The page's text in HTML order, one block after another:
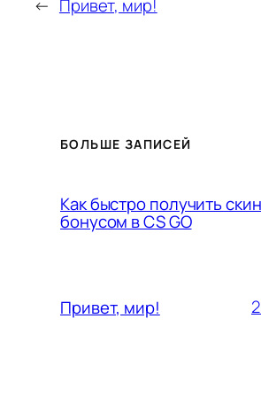
← Привет, мир!
БОЛЬШЕ ЗАПИСЕЙ
Как быстро получить
бонусом в CS GO
Привет, мир!